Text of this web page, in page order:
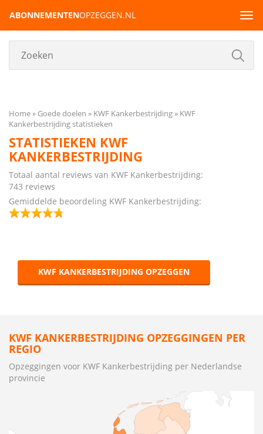
ABONNEMENTENOPZEGGEN.NL
Home Goede doelen KWF Kankerbestrijding
KWF
Kankerbestrijding statistieken
STATISTIEKEN KWF
KANKERBESTRIJDING
Totaal aantal reviews van KWF Kankerbestrijding:
743 reviews
Gemiddelde beoordeling KWF Kankerbestrijding:
KWF KANKERBESTRIJDING OPZEGGEN
KWF KANKERBESTRIJDING OPZEGGINGEN PER
REGIO
Opzeggingen voor KWF Kankerbestrijding per Nederlandse
provincie